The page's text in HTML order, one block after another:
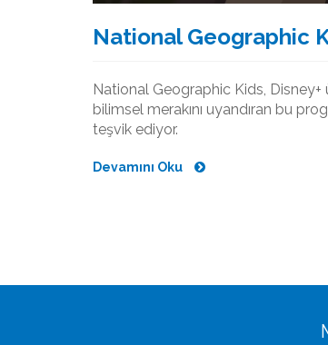
National Geographic
National Geographic Kids,
bilimsel merakını uyandıran bu
teşvik ediyor.
Devamını Oku